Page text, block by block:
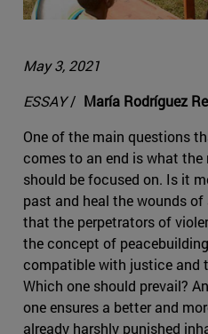
May 3, 2021
ESSAY/ María Rodríguez
One of the main questions
comes to an end is what
should be focused on. Is it
past and heal the wounds
that the perpetrators of
the concept of
compatible with justice and
Which one should prevail?
one ensures a better and
already harshly punished